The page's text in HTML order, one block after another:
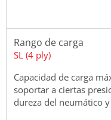
Rango de carga
SL (4 ply)
Capacidad de carga
soportar a ciertas
dureza del neumático